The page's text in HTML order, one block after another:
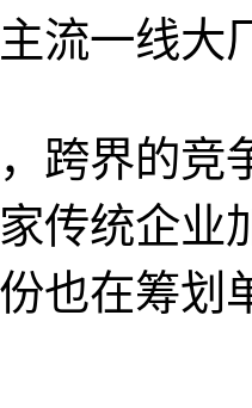
流一线大
界的竞
传统企业
也在筹划